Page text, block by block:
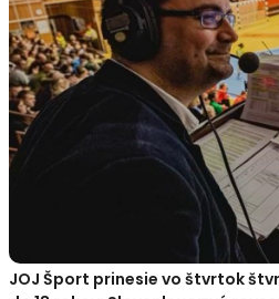
JOJ Šport prinesie vo štvrtok